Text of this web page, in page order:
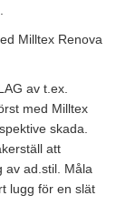
Milltex Renova
av t.ex.
med Milltex
skada.
att
av ad.stil. Måla
lugg för en slät